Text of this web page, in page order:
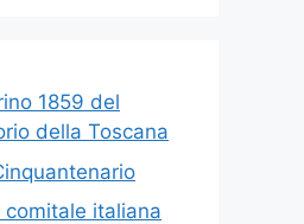
1859 del
della Toscana
italiana